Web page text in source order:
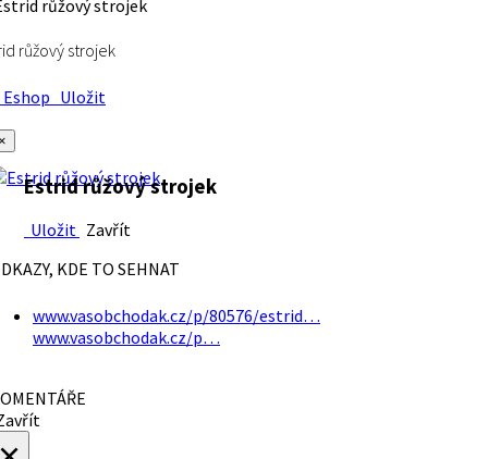
růžový strojek
Uložit
Estrid růžový strojek
Uložit Zavřít
KDE TO SEHNAT
www.vasobchodak.cz/p/80576/estrid…
www.vasobchodak.cz/p…